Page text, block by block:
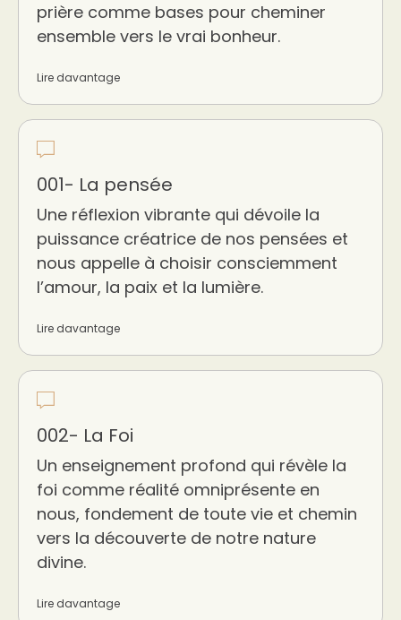
prière comme bases pour cheminer
ensemble vers le vrai bonheur.
Lire davantage
001- La pensée
Une réflexion vibrante qui dévoile la
puissance créatrice de nos pensées et
nous appelle à choisir consciemment
l’amour, la paix et la lumière.
Lire davantage
002- La Foi
Un enseignement profond qui révèle la
foi comme réalité omniprésente en
nous, fondement de toute vie et chemin
vers la découverte de notre nature
divine.
Lire davantage